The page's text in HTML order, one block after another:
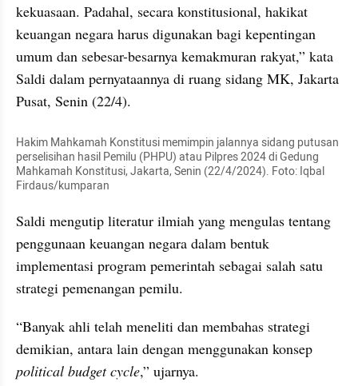
kekuasaan. Padahal, secara konstitusional, hakikat
keuangan negara harus digunakan bagi kepentingan
umum dan sebesar-besarnya kemakmuran rakyat,” kata
Saldi dalam pernyataannya di ruang sidang MK, Jakarta
Pusat, Senin (22/4).
Hakim Mahkamah Konstitusi memimpin jalannya sidang putusan
perselisihan hasil Pemilu (PHPU) atau Pilpres 2024 di Gedung
Mahkamah Konstitusi, Jakarta, Senin (22/4/2024). Foto: Iqbal
Firdaus/kumparan
Saldi mengutip literatur ilmiah yang mengulas tentang
penggunaan keuangan negara dalam bentuk
implementasi program pemerintah sebagai salah satu
strategi pemenangan pemilu.
“Banyak ahli telah meneliti dan membahas strategi
political budget cycle,” ujarnya.